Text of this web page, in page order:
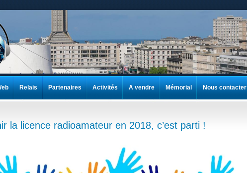
la licence radioamateur en 2018, c’est parti !
Relais Partenaires Activités A vendre Mémorial Nous contacter